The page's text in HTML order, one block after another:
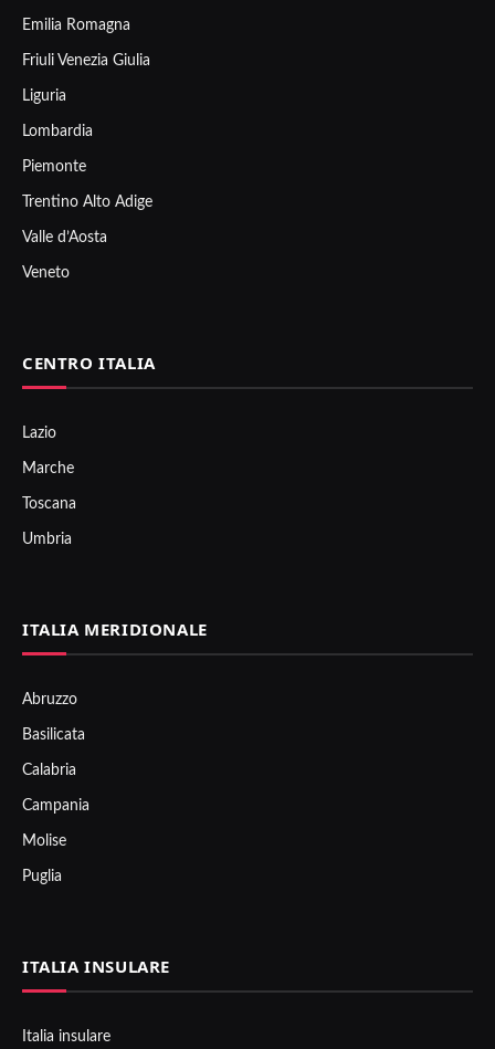
Emilia Romagna
Friuli Venezia Giulia
Liguria
Lombardia
Piemonte
Trentino Alto Adige
Valle d’Aosta
Veneto
CENTRO ITALIA
Lazio
Marche
Toscana
Umbria
ITALIA MERIDIONALE
Abruzzo
Basilicata
Calabria
Campania
Molise
Puglia
ITALIA INSULARE
Italia insulare